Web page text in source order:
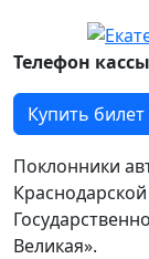
Телефон
Купить билет
Поклонники
Великая».